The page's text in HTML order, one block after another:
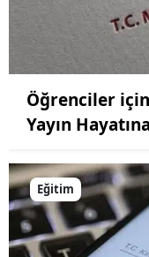
Öğrenciler
Yayın
Eğitim